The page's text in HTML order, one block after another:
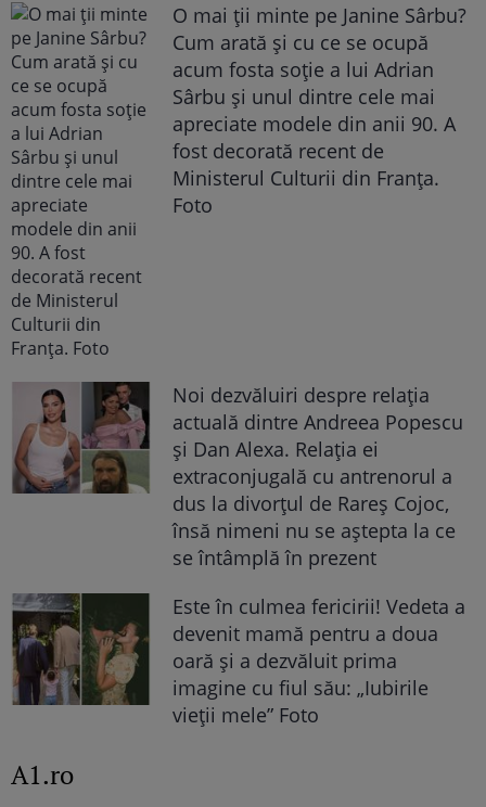
O mai ții minte pe Janine Sârbu?
Cum arată și cu ce se ocupă
acum fosta soție a lui Adrian
Sârbu și unul dintre cele mai
apreciate modele din anii 90. A
fost decorată recent de
Ministerul Culturii din Franța.
Foto
Noi dezvăluiri despre relația
actuală dintre Andreea Popescu
și Dan Alexa. Relația ei
extraconjugală cu antrenorul a
dus la divorțul de Rareș Cojoc,
însă nimeni nu se aștepta la ce
se întâmplă în prezent
Este în culmea fericirii! Vedeta a
devenit mamă pentru a doua
oară și a dezvăluit prima
imagine cu fiul său: „Iubirile
vieții mele” Foto
A1.ro